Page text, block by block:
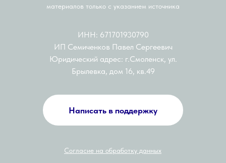
Написать в поддержку
ИНН: 671701930790
ИП Семиченков Павел Сергеевич
Юридический адрес: г.Смоленск, ул.
Брылевка, дом 16, кв.49
материалов только с указанием источника
Согласие на обработку данных